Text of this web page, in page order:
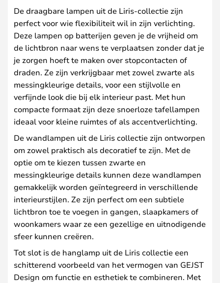
De draagbare lampen uit de Liris-collectie zijn
perfect voor wie flexibiliteit wil in zijn verlichting.
Deze lampen op batterijen geven je de vrijheid om
de lichtbron naar wens te verplaatsen zonder dat je
je zorgen hoeft te maken over stopcontacten of
draden. Ze zijn verkrijgbaar met zowel zwarte als
messingkleurige details, voor een stijlvolle en
verfijnde look die bij elk interieur past. Met hun
compacte formaat zijn deze snoerloze tafellampen
ideaal voor kleine ruimtes of als accentverlichting.
De wandlampen uit de Liris collectie zijn ontworpen
om zowel praktisch als decoratief te zijn. Met de
optie om te kiezen tussen zwarte en
messingkleurige details kunnen deze wandlampen
gemakkelijk worden geïntegreerd in verschillende
interieurstijlen. Ze zijn perfect om een subtiele
lichtbron toe te voegen in gangen, slaapkamers of
woonkamers waar ze een gezellige en uitnodigende
sfeer kunnen creëren.
Tot slot is de hanglamp uit de Liris collectie een
schitterend voorbeeld van het vermogen van GEJST
Design om functie en esthetiek te combineren. Met